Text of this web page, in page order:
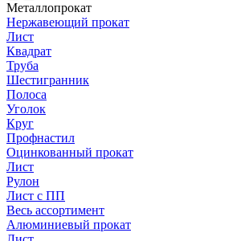
Металлопрокат
Нержавеющий прокат
Лист
Квадрат
Труба
Шестигранник
Полоса
Уголок
Круг
Профнастил
Оцинкованный прокат
Лист
Рулон
Лист с ПП
Весь ассортимент
Алюминиевый прокат